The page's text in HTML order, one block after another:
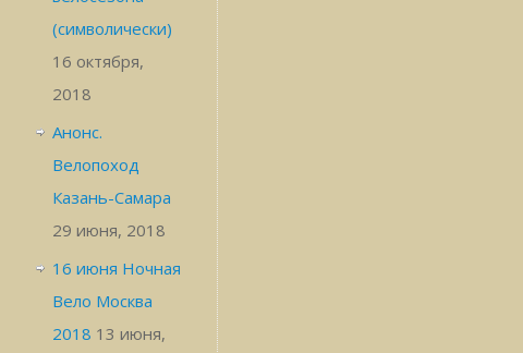
(символически)
16 октября,
2018
Анонс.
Велопоход
Казань-Самара
29 июня, 2018
16 июня Ночная
Вело Москва
2018 13 июня,